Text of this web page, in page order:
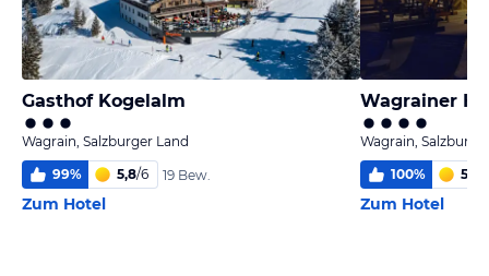
Gasthof Kogelalm
Wagrain, Salzburger Land
99% 5,8/6 19 Bew.
Zum Hotel
Wagrainer
Wagrain,
100% 5,6
Zum Hotel